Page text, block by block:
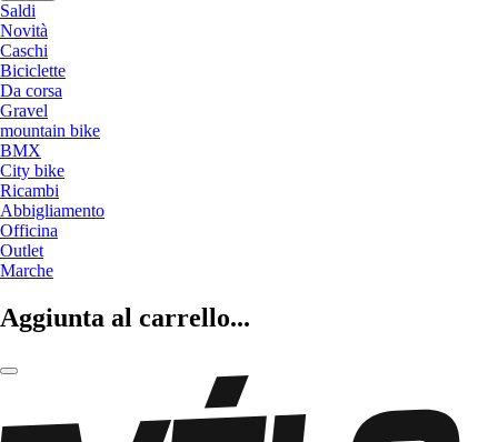
Saldi
Novità
Caschi
Biciclette
Da corsa
Gravel
mountain bike
BMX
City bike
Ricambi
Abbigliamento
Officina
Outlet
Marche
Aggiunta al carrello...